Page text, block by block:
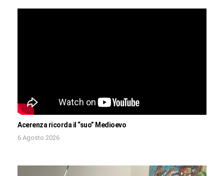
Acerenza ricorda il “suo” Medioevo
6 Agosto 2026